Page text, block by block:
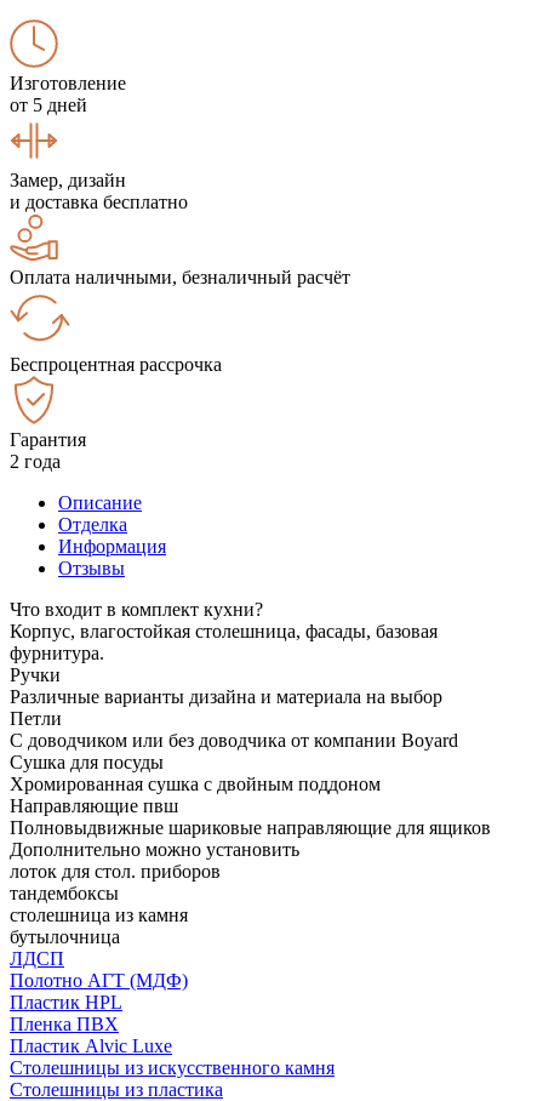
Изготовление
от 5 дней
Замер, дизайн
и доставка бесплатно
Оплата наличными, безналичный расчёт
Беспроцентная рассрочка
Гарантия
2 года
Описание
Отделка
Информация
Отзывы
Что входит в комплект кухни?
Корпус, влагостойкая столешница, фасады, базовая
фурнитура.
Ручки
Различные варианты дизайна и материала на выбор
Петли
С доводчиком или без доводчика от компании Boyard
Сушка для посуды
Хромированная сушка с двойным поддоном
Направляющие пвш
Полновыдвижные шариковые направляющие для ящиков
Дополнительно можно установить
лоток для стол. приборов
тандембоксы
столешница из камня
бутылочница
ЛДСП
Полотно АГТ (МДФ)
Пластик HPL
Пленка ПВХ
Пластик Alvic Luxe
Столешницы из искусственного камня
Столешницы из пластика